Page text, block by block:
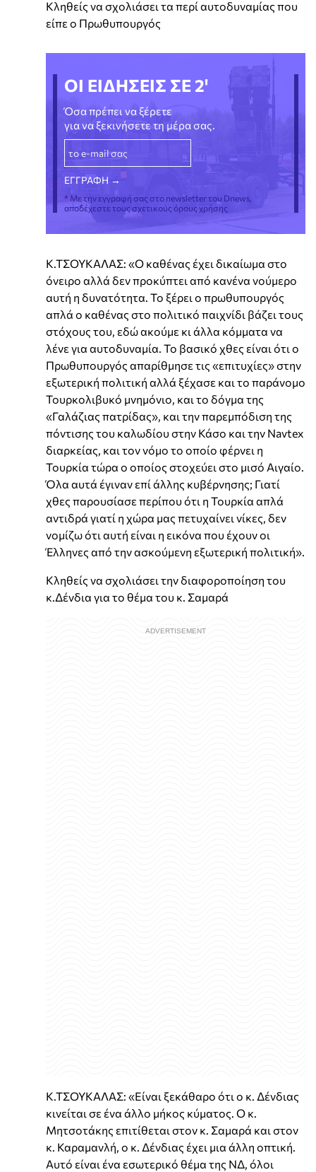
Κληθείς να σχολιάσει τα περί αυτοδυναμίας που
είπε ο Πρωθυπουργός
ΟΙ ΕΙΔΗΣΕΙΣ ΣΕ 2'
Όσα πρέπει να ξέρετε
για να ξεκινήσετε τη μέρα σας.
* Με την εγγραφή σας στο newsletter του Dnews,
αποδέχεστε τους σχετικούς όρους χρήσης
Κ.ΤΣΟΥΚΑΛΑΣ: «Ο καθένας έχει δικαίωμα στο
όνειρο αλλά δεν προκύπτει από κανένα νούμερο
αυτή η δυνατότητα. Το ξέρει ο πρωθυπουργός
απλά ο καθένας στο πολιτικό παιχνίδι βάζει τους
στόχους του, εδώ ακούμε κι άλλα κόμματα να
λένε για αυτοδυναμία. Το βασικό χθες είναι ότι ο
Πρωθυπουργός απαρίθμησε τις «επιτυχίες» στην
εξωτερική πολιτική αλλά ξέχασε και το παράνομο
Τουρκολιβυκό μνημόνιο, και το δόγμα της
«Γαλάζιας πατρίδας», και την παρεμπόδιση της
πόντισης του καλωδίου στην Κάσο και την Navtex
διαρκείας, και τον νόμο το οποίο φέρνει η
Τουρκία τώρα ο οποίος στοχεύει στο μισό Αιγαίο.
Όλα αυτά έγιναν επί άλλης κυβέρνησης; Γιατί
χθες παρουσίασε περίπου ότι η Τουρκία απλά
αντιδρά γιατί η χώρα μας πετυχαίνει νίκες, δεν
νομίζω ότι αυτή είναι η εικόνα που έχουν οι
Έλληνες από την ασκούμενη εξωτερική πολιτική».
Κληθείς να σχολιάσει την διαφοροποίηση του
κ.Δένδια για το θέμα του κ. Σαμαρά
Κ.ΤΣΟΥΚΑΛΑΣ: «Είναι ξεκάθαρο ότι ο κ. Δένδιας
κινείται σε ένα άλλο μήκος κύματος. Ο κ.
Μητσοτάκης επιτίθεται στον κ. Σαμαρά και στον
κ. Καραμανλή, ο κ. Δένδιας έχει μια άλλη οπτική.
Αυτό είναι ένα εσωτερικό θέμα της ΝΔ, όλοι